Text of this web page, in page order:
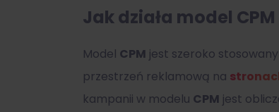
Jak działa model
Model CPM jest szeroko
przestrzeń reklamową na
kampanii w modelu CPM jest